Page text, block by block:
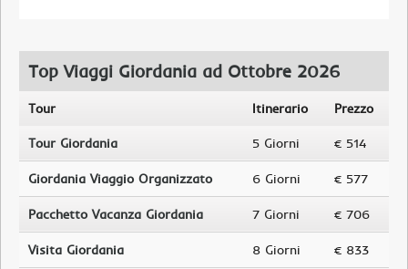
Top Viaggi Giordania ad Ottobre 2026
Tour Itinerario Prezzo
Tour Giordania 5 Giorni € 514
Giordania Viaggio Organizzato 6 Giorni € 577
Pacchetto Vacanza Giordania 7 Giorni € 706
Visita Giordania 8 Giorni € 833